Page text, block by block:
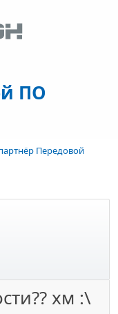
ПО
Передовой
хм :\